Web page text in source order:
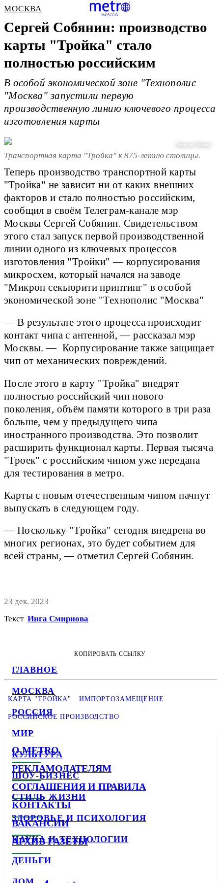
ГЛАВНОЕ
МОСКВА
РОССИЯ
МИР
КУЛЬТУРА
ШОУ-БИЗНЕС
СТИЛЬ ЖИЗНИ
ЗДОРОВЬЕ И ПСИХОЛОГИЯ
НАУКА И ТЕХНОЛОГИИ
ДЕНЬГИ
МОСКВА
Сергей Собянин: производство
карты "Тройка" стало
полностью российским
В особой экономической зоне "Технополис
"Москва" запустили первую
производственную линию ключевого процесса
изготовления карты
Агентство "Москва"
Транспортная карта "Тройка" к 875-летию столицы.
Теперь производство транспортной карты
"Тройка" не зависит ни от каких внешних
факторов и стало полностью российским,
сообщил в своём Телеграм-канале мэр
Москвы Сергей Собянин. Свидетельством
этого стал запуск первой производственной
линии одного из ключевых процессов
изготовления "Тройки" — корпусирования
микросхем, который начался на заводе
"Микрон секьюрити принтинг" в особой
экономической зоне "Технополис "Москва"
— В результате этого процесса происходит
контакт чипа с антенной, — рассказал мэр
Москвы. — Корпусирование также защищает
чип от механических повреждений.
После этого в карту "Тройка" внедрят
полностью российский чип нового
поколения, объём памяти которого в три раза
больше, чем у предыдущего чипа
иностранного производства. Это позволит
расширить функционал карты. Первая тысяча
"Троек" с российским чипом уже передана
для тестирования в метро.
Карты с новым отечественным чипом начнут
выпускать в следующем году.
— Поскольку "Тройка" сегодня внедрена во
многих регионах, это будет событием для
всей страны, — отметил Сергей Собянин.
23 дек. 2023
Текст Инга Смирнова
КОПИРОВАТЬ ССЫЛКУ
КАРТА "ТРОЙКА" ИМПОРТОЗАМЕЩЕНИЕ
РОССИЙСКОЕ ПРОИЗВОДСТВО
О METRO
РЕКЛАМОДАТЕЛЯМ
СОГЛАШЕНИЯ И ПРАВИЛА
КОНТАКТЫ
ВАКАНСИИ
АРХИВ ГАЗЕТЫ